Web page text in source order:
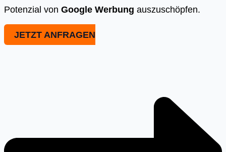
Potenzial von Google Werbung auszuschöpfen.
JETZT ANFRAGEN